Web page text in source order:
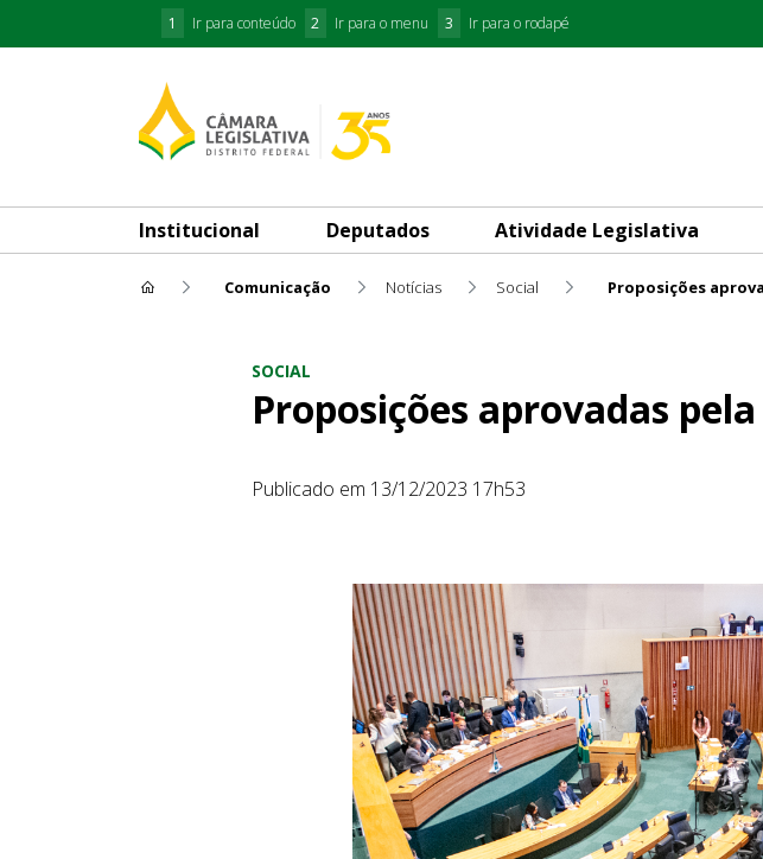
1 Ir para conteúdo 2 Ir para o menu 3 Ir para o rodapé
Institucional Deputados Atividade Legislativa
Comunicação Notícias Social
SOCIAL
Proposições aprovadas
Publicado em 13/12/2023 17h53